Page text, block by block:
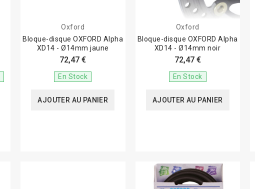
Oxford
Bloque-disque OXFORD Alpha
XD14 - Ø14mm jaune
72,47 €
En Stock
AJOUTER AU PANIER
Oxford
Bloque-disque OXFORD Alpha
XD14 - Ø14mm noir
72,47 €
En Stock
AJOUTER AU PANIER